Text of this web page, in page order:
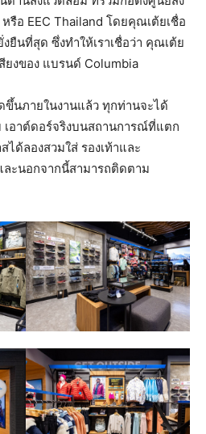
รือ EEC Thailand โดยคุณเต้ยเชื่อ
ยืนที่สุด ซึ่งทำให้เราเชื่อว่า คุณเต้ย
ยงของ แบรนด์ Columbia
ขึ้นภายในงานแล้ว ทุกท่านจะได้
อาต์ดอร์จริงบนสถานการณ์ที่แตก
ด้ลองสวมใส่ รองเท้าและ
ะนอกจากนี้สามารถติดตาม